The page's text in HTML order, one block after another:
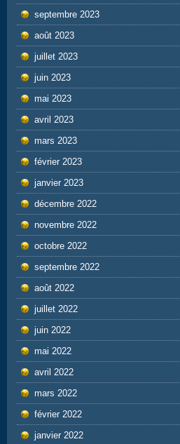
septembre 2023
août 2023
juillet 2023
juin 2023
mai 2023
avril 2023
mars 2023
février 2023
janvier 2023
décembre 2022
novembre 2022
octobre 2022
septembre 2022
août 2022
juillet 2022
juin 2022
mai 2022
avril 2022
mars 2022
février 2022
janvier 2022